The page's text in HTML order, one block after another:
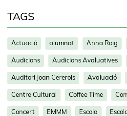
TAGS
Actuació alumnat Anna Roig
Audicions Audicions Avaluatives
Auditori Joan Cererols Avaluació
Centre Cultural Coffee Time
Concert EMMM Escola